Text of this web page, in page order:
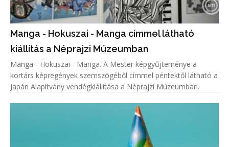
Manga - Hokuszai - Manga címmel látható
kiállítás a Néprajzi Múzeumban
Manga - Hokuszai - Manga. A Mester képgyűjteménye a
kortárs képregények szemszögéből címmel péntektől látható a
Japán Alapítvány vendégkiállítása a Néprajzi Múzeumban.